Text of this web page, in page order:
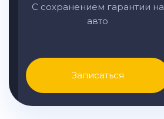
С сохранением гарантии на
авто
Записаться